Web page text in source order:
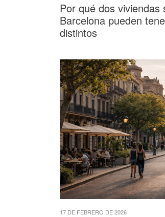
Por qué dos viviendas
Barcelona pueden
distintos
17 DE FEBRERO DE 2026